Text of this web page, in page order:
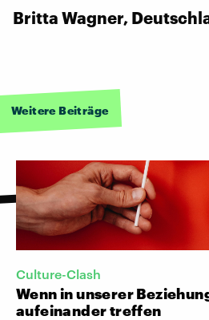
Britta Wagner,
Weitere Beiträge
Culture-Clash
Wenn in unserer
aufeinander treffen